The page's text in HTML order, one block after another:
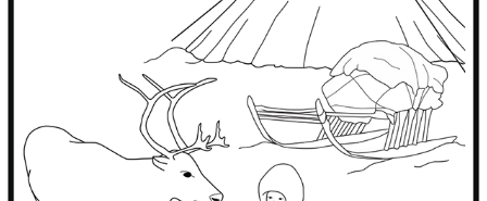
ВЫПУСК 1
2024